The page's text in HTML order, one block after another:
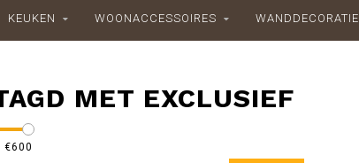
KEUKEN WOONACCESSOIRES WANDDECORATIE
MET EXCLUSIEF
€600